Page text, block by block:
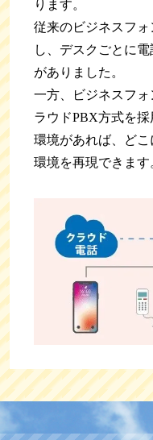
ります。
従来のビジネスフ
し、デスクごとに
がありました。
一方、ビジネスフ
ラウドPBX方式を
環境があれば、ど
環境を再現できます